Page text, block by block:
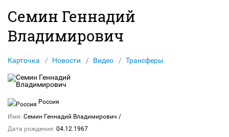
Семин Геннадий
Владимирович
Карточка Новости Видео Трансферы
Россия
Имя: Семин Геннадий Владимирович /
Дата рождения: 04.12.1967